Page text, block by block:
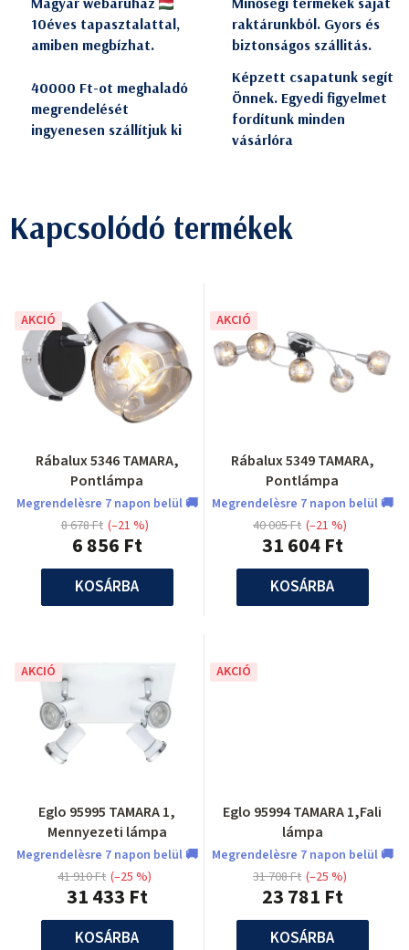
10éves tapasztalattal,
amiben megbízhat.
raktárunkból. Gyors és
biztonságos szállitás.
40000 Ft-ot meghaladó
megrendelését
ingyenesen szállítjuk ki
Képzett csapatunk segít
Önnek. Egyedi figyelmet
fordítunk minden
vásárlóra
Kapcsolódó termékek
AKCIÓ
Rábalux 5346 TAMARA,
Pontlámpa
Megrendelèsre 7 napon belül 🚚
6 856 Ft
8 678 Ft (–21 %)
KOSÁRBA
AKCIÓ
Rábalux 5349 TAMARA,
Pontlámpa
Megrendelèsre 7 napon belül 🚚
31 604 Ft
40 005 Ft (–21 %)
KOSÁRBA
AKCIÓ
Eglo 95995 TAMARA 1,
Mennyezeti lámpa
Megrendelèsre 7 napon belül 🚚
31 433 Ft
41 910 Ft (–25 %)
KOSÁRBA
AKCIÓ
Eglo 95994 TAMARA 1,Fali
lámpa
Megrendelèsre 7 napon belül 🚚
23 781 Ft
31 708 Ft (–25 %)
KOSÁRBA